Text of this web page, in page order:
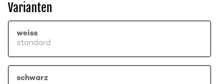
Varianten
weiss
standard
schwarz